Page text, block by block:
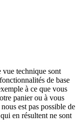
vue technique sont
de base
à ce que vous
panier ou à vous
est pas possible de
en résultent ne sont